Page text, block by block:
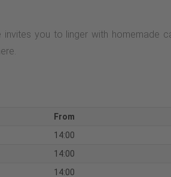
you to linger with homemade
From
14:00
14:00
14:00